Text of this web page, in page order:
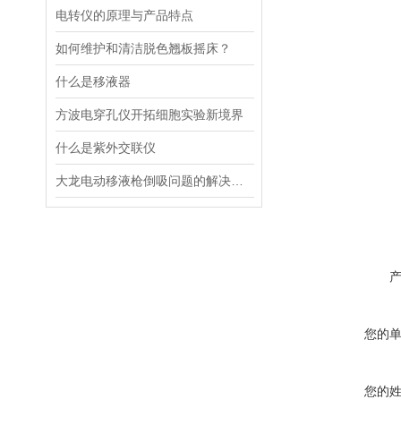
电转仪的原理与产品特点
如何维护和清洁脱色翘板摇床？
什么是移液器
方波电穿孔仪开拓细胞实验新境界
什么是紫外交联仪
您的
您的